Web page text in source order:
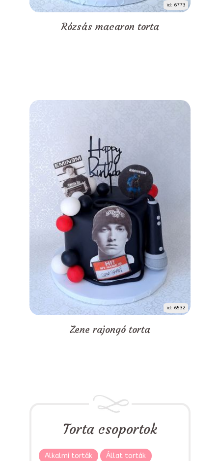
id: 6773
Rózsás macaron torta
id: 6532
Zene rajongó torta
Torta csoportok
Alkalmi torták Állat torták